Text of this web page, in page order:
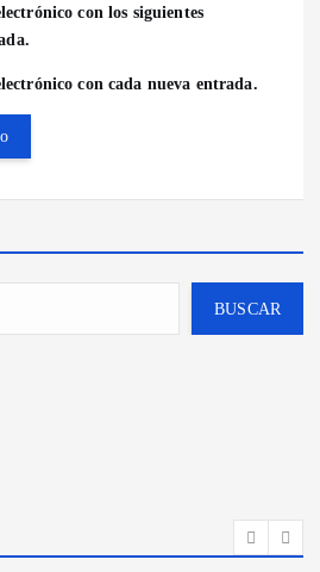
con los siguientes
con cada nueva entrada.
BUSCAR